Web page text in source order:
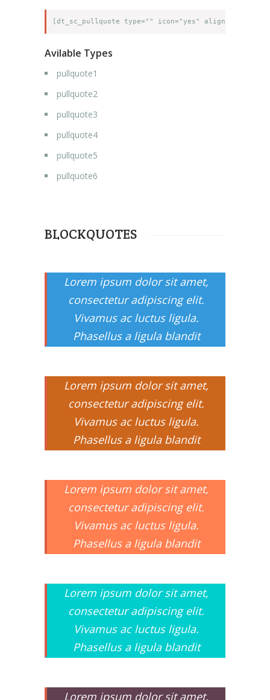
Avilable Types
pullquote1
pullquote2
pullquote3
pullquote4
pullquote5
pullquote6
BLOCKQUOTES
Lorem ipsum dolor sit amet,
consectetur adipiscing elit.
Vivamus ac luctus ligula.
Phasellus a ligula blandit
Lorem ipsum dolor sit amet,
consectetur adipiscing elit.
Vivamus ac luctus ligula.
Phasellus a ligula blandit
Lorem ipsum dolor sit amet,
consectetur adipiscing elit.
Vivamus ac luctus ligula.
Phasellus a ligula blandit
Lorem ipsum dolor sit amet,
consectetur adipiscing elit.
Vivamus ac luctus ligula.
Phasellus a ligula blandit
Lorem ipsum dolor sit amet,